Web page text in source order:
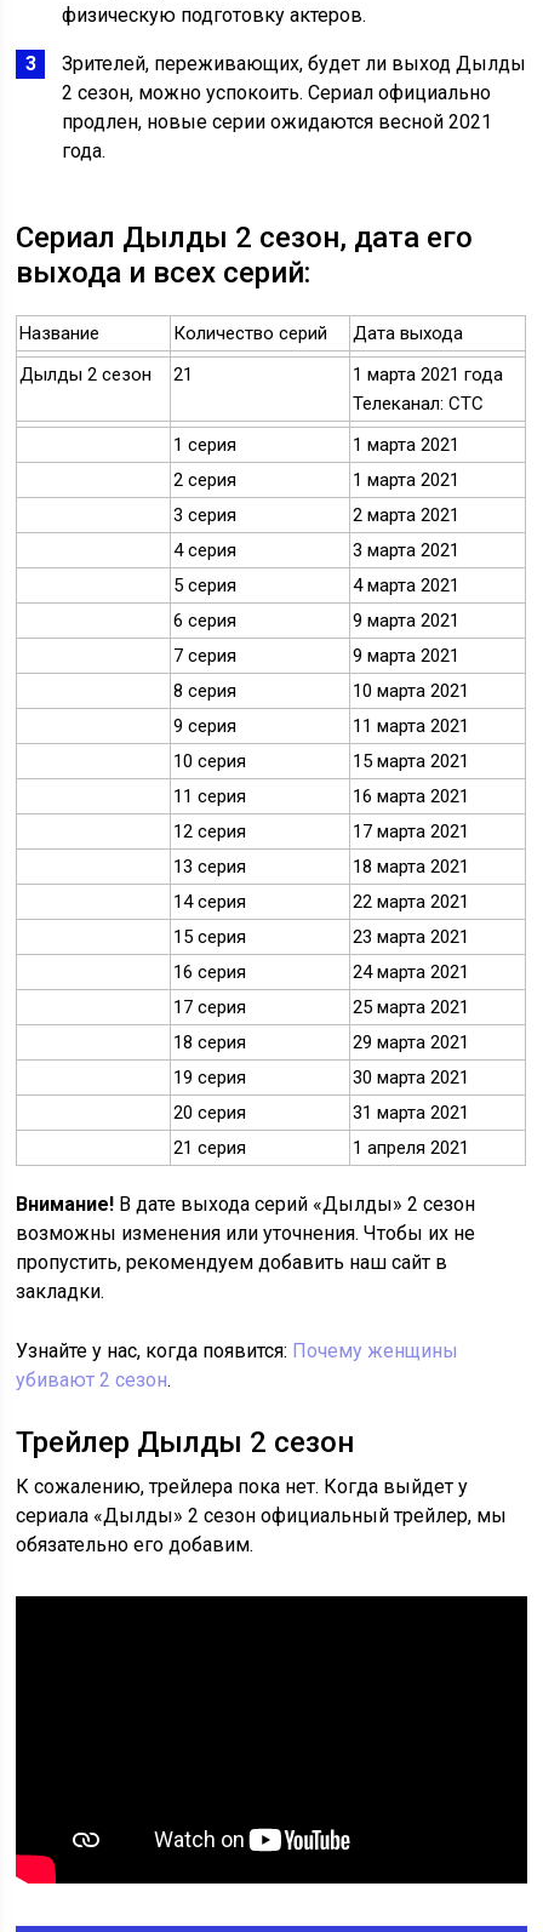
физическую подготовку актеров.
Зрителей, переживающих, будет ли выход Дылды
2 сезон, можно успокоить. Сериал официально
продлен, новые серии ожидаются весной 2021
года.
Сериал Дылды 2 сезон, дата его
выхода и всех серий:
Название Количество серий
Дата выхода
Дылды 2 сезон
21
1 марта 2021 года
Телеканал: СТС
1 серия
1 марта 2021
2 серия
1 марта 2021
3 серия
2 марта 2021
4 серия
3 марта 2021
5 серия
4 марта 2021
6 серия
9 марта 2021
7 серия
9 марта 2021
8 серия
10 марта 2021
9 серия
11 марта 2021
10 серия
15 марта 2021
11 серия
16 марта 2021
12 серия
17 марта 2021
13 серия
18 марта 2021
14 серия
22 марта 2021
15 серия
23 марта 2021
16 серия
24 марта 2021
17 серия
25 марта 2021
18 серия
29 марта 2021
19 серия
30 марта 2021
20 серия
31 марта 2021
21 серия
1 апреля 2021
Внимание! В дате выхода серий «Дылды» 2 сезон
возможны изменения или уточнения. Чтобы их не
пропустить, рекомендуем добавить наш сайт в
закладки.
Узнайте у нас, когда появится: Почему женщины
убивают 2 сезон.
Трейлер Дылды 2 сезон
К сожалению, трейлера пока нет. Когда выйдет у
сериала «Дылды» 2 сезон официальный трейлер, мы
обязательно его добавим.